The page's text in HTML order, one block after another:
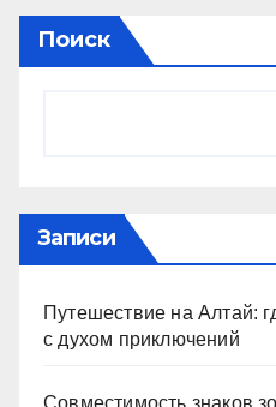
Поиск
Записи
Путешествие на Алтай:
с духом приключений
Совместимость знаков